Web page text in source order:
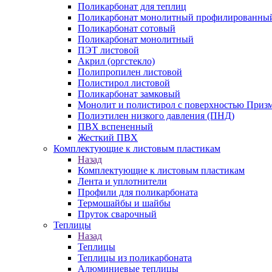
Поликарбонат для теплиц
Поликарбонат монолитный
Поликарбонат сотовый
Поликарбонат монолитный
ПЭТ листовой
Акрил (оргстекло)
Полипропилен листовой
Полистирол листовой
Поликарбонат замковый
Монолит и полистирол с поверхностью
Полиэтилен низкого давления (ПНД)
ПВХ вспененный
Жесткий ПВХ
Комплектующие к листовым пластикам
Назад
Комплектующие к листовым пластикам
Лента и уплотнители
Профили для поликарбоната
Термошайбы и шайбы
Пруток сварочный
Теплицы
Назад
Теплицы
Теплицы из поликарбоната
Алюминиевые теплицы